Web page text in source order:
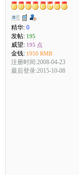
精华: 0
发帖: 195
威望: 195 点
金钱: 1950 RMB
注册时间:2008-04-23
最后登录:2015-10-08